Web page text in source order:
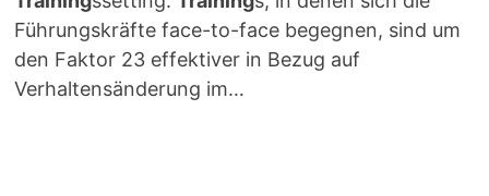
Führungskräfte face-to-face begegnen, sind um
den Faktor 23 effektiver in Bezug auf
Verhaltensänderung im…